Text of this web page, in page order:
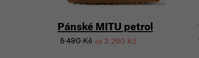
Pánské MITU petrol
5 490 Kč od 3 290 Kč